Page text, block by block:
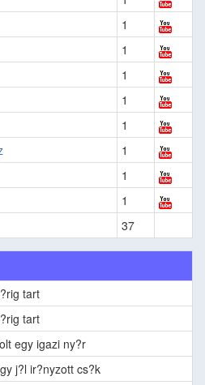
1
1
1
1
1
1
1
1
37
tart
tart
egy igazi ny?r
j?l ir?nyzott cs?k